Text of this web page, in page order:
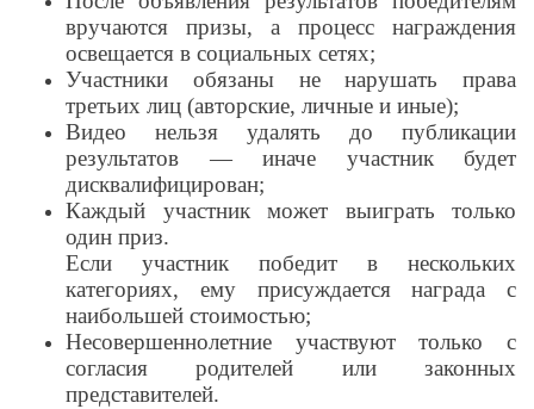
вручаются призы, а процесс награждения
освещается в социальных сетях;
Участники обязаны не нарушать права
третьих лиц (авторские, личные и иные);
Видео нельзя удалять до публикации
результатов — иначе участник будет
дисквалифицирован;
Каждый участник может выиграть только
один приз.
Если участник победит в нескольких
категориях, ему присуждается награда с
наибольшей стоимостью;
Несовершеннолетние участвуют только с
согласия родителей или законных
представителей.